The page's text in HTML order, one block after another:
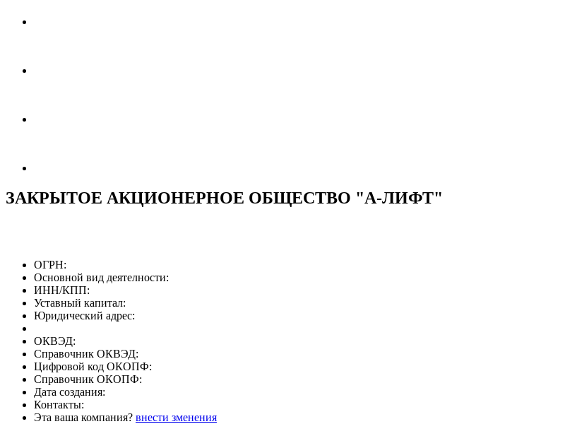
ЗАКРЫТОЕ АКЦИОНЕРНОЕ ОБЩЕСТВО "А-ЛИФТ"
ОГРН:
Основной вид деятелности:
ИНН/КПП:
Уставный капитал:
Юридический адрес:
ОКВЭД:
Справочник ОКВЭД:
Цифровой код ОКОПФ:
Справочник ОКОПФ:
Дата создания:
Контакты:
Эта ваша компания? внести зменения